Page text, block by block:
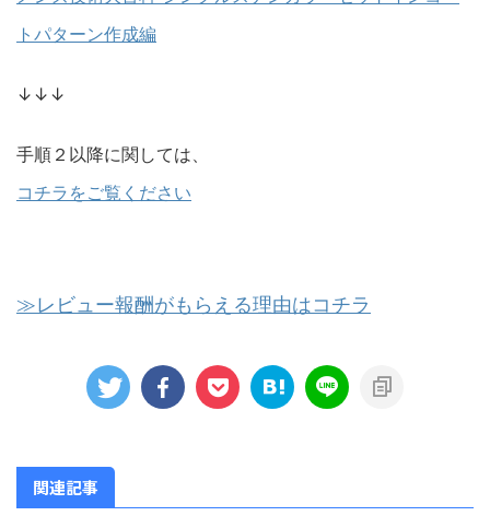
トパターン作成編
↓↓↓
手順２以降に関しては、
コチラをご覧ください
≫レビュー報酬がもらえる理由はコチラ
関連記事